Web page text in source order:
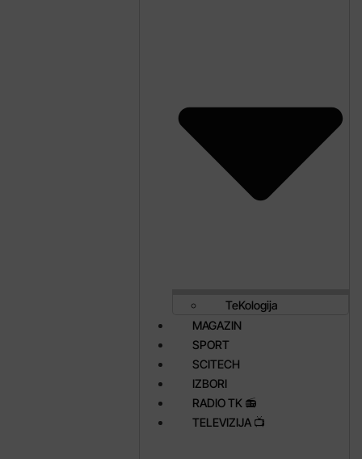
TeKologija
MAGAZIN
SPORT
SCITECH
IZBORI
RADIO TK 📻
TELEVIZIJA 📺